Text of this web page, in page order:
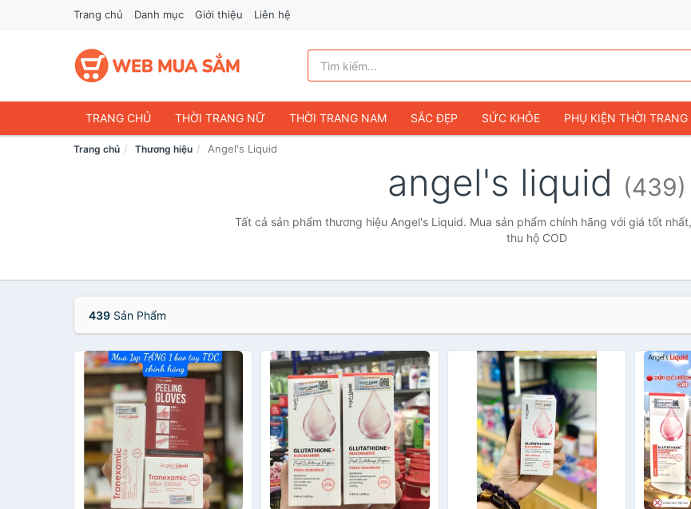
Trang chủ Danh mục Giới thiệu Liên hệ
TRANG CHỦ THỜI TRANG NỮ THỜI TRANG NAM SẮC ĐẸP SỨC KHỎE PHỤ KIỆN THỜI TRANG
ĐIỆN THOẠI & PHỤ KIỆN DU LỊCH & HÀNH LÝ
THỜI TRANG TRẺ EM & TRẺ SƠ SINH GAMING & CONSOLE
VĂN PHÒNG PHẨM SỞ THÍCH & SƯU TẦM Ô TÔ MÔ TÔ, XE MÁY
Trang chủ Thương hiệu Angel's Liquid
angel's liquid (439)
Tất cả sản phẩm thương hiệu Angel's Liquid. Mua sản phẩm chính hãng với giá tốt
thu hộ COD
439 Sản Phẩm